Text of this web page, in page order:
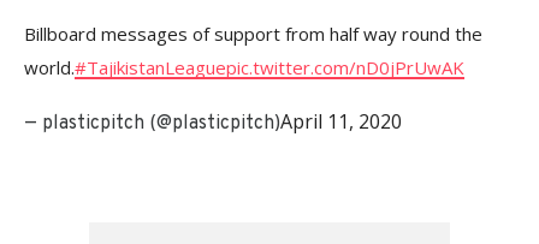
Billboard messages of support from half way round the
world.#TajikistanLeaguepic.twitter.com/nD0jPrUwAK
— plasticpitch (@plasticpitch)April 11, 2020